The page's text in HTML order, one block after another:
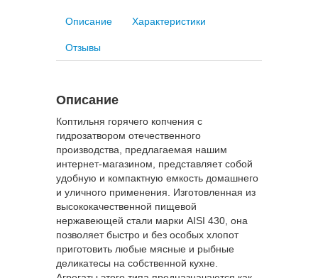
Описание Характеристики
Отзывы
Описание
Коптильня горячего копчения с
гидрозатвором отечественного
производства, предлагаемая нашим
интернет-магазином, представляет собой
удобную и компактную емкость домашнего
и уличного применения. Изготовленная из
высококачественной пищевой
нержавеющей стали марки AISI 430, она
позволяет быстро и без особых хлопот
приготовить любые мясные и рыбные
деликатесы на собственной кухне.